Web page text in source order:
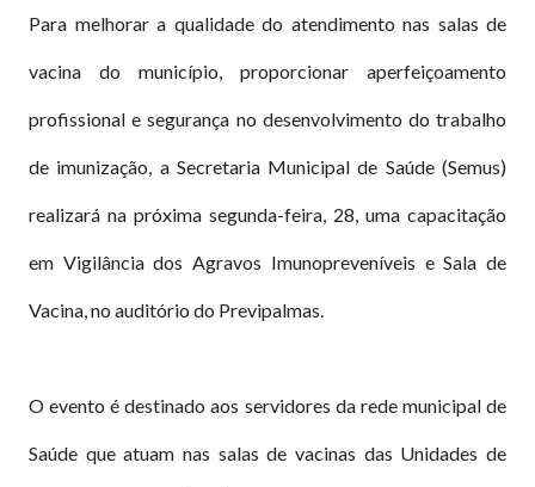
Para melhorar a qualidade do atendimento nas salas de
vacina do município, proporcionar aperfeiçoamento
profissional e segurança no desenvolvimento do trabalho
de imunização, a Secretaria Municipal de Saúde (Semus)
realizará na próxima segunda-feira, 28, uma capacitação
em Vigilância dos Agravos Imunopreveníveis e Sala de
Vacina, no auditório do Previpalmas.
O evento é destinado aos servidores da rede municipal de
Saúde que atuam nas salas de vacinas das Unidades de